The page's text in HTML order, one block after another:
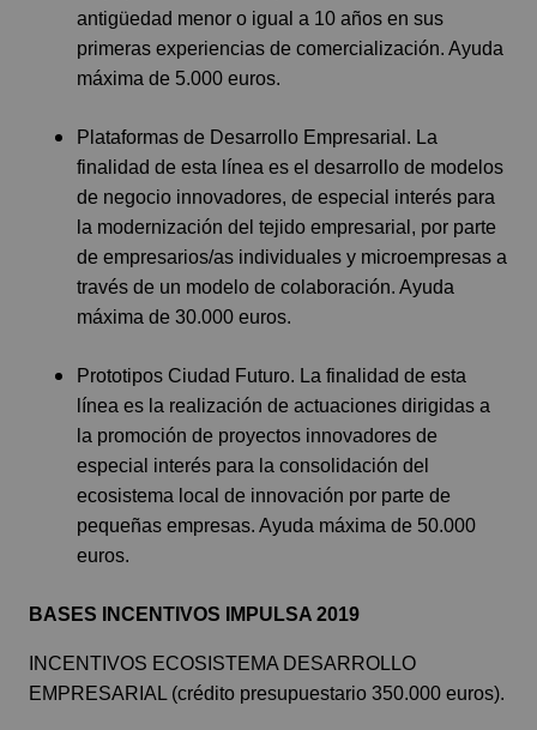
antigüedad menor o igual a 10 años en sus
primeras experiencias de comercialización. Ayuda
máxima de 5.000 euros.
Plataformas de Desarrollo Empresarial. La
finalidad de esta línea es el desarrollo de modelos
de negocio innovadores, de especial interés para
la modernización del tejido empresarial, por parte
de empresarios/as individuales y microempresas a
través de un modelo de colaboración. Ayuda
máxima de 30.000 euros.
Prototipos Ciudad Futuro. La finalidad de esta
línea es la realización de actuaciones dirigidas a
la promoción de proyectos innovadores de
especial interés para la consolidación del
ecosistema local de innovación por parte de
pequeñas empresas. Ayuda máxima de 50.000
euros.
BASES INCENTIVOS IMPULSA 2019
INCENTIVOS ECOSISTEMA DESARROLLO
EMPRESARIAL (crédito presupuestario 350.000 euros).